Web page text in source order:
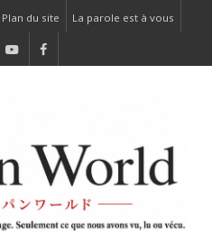
Plan du site La parole est à vous